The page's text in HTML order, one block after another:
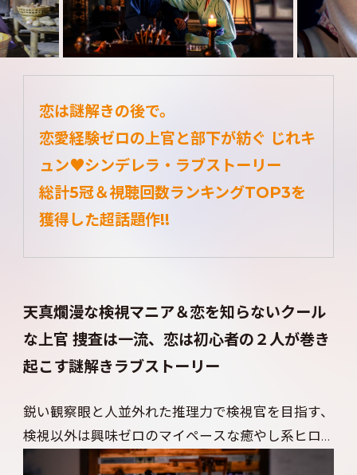
恋は謎解きの後で。
恋愛経験ゼロの上官と部下が紡ぐ じれキ
ュン♥シンデレラ・ラブストーリー
総計5冠＆視聴回数ランキングTOP3を
獲得した超話題作!!
天真爛漫な検視マニア＆恋を知らないクール
な上官 捜査は一流、恋は初心者の２人が巻き
起こす謎解きラブストーリー
鋭い観察眼と人並外れた推理力で検視官を目指す、
検視以外は興味ゼロのマイペースな癒やし系ヒロ
イン・楚楚（そそ）と、優れた頭脳と勤勉さで周り